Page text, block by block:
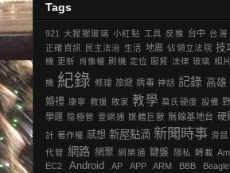
Tags
921 大猩猩玻璃 小紅點 工具 反推 台中 台灣
正確資訊
民主法治 生活 地震 ‎佔領立法院‬ 技
機 更新 肖像權 刷機 定位 服貿 法律 玻璃 相
機 紀錄 修理 旅遊 病毒 神話 記錄 高雄
婚禮 康寧 救援 敗家 教學 莫氏硬度 設備
學運 陰極管 壹網通 媒體巨獸 無線基地台 硬
計 著作權 感想 新屋點滴 新聞時事 滑鼠
代管 網路 網聚 網樂通 鍵盤 隱私 轉載
EC2
Android AP APP ARM BBB